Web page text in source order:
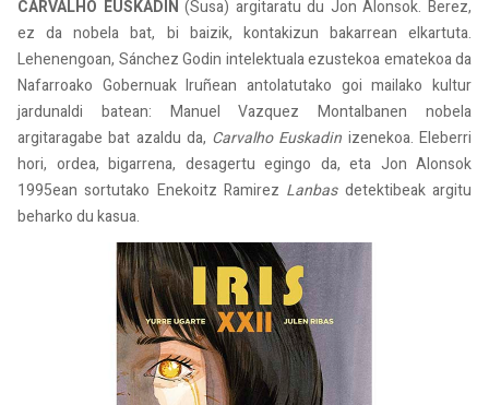
CARVALHO EUSKADIN (Susa) argitaratu du Jon Alonsok. Berez,
ez da nobela bat, bi baizik, kontakizun bakarrean elkartuta.
Lehenengoan, Sánchez Godin intelektuala ezustekoa ematekoa da
Nafarroako Gobernuak Iruñean antolatutako goi mailako kultur
jardunaldi batean: Manuel Vazquez Montalbanen nobela
argitaragabe bat azaldu da, Carvalho Euskadin izenekoa. Eleberri
hori, ordea, bigarrena, desagertu egingo da, eta Jon Alonsok
1995ean sortutako Enekoitz Ramirez Lanbasdetektibeak argitu
beharko du kasua.